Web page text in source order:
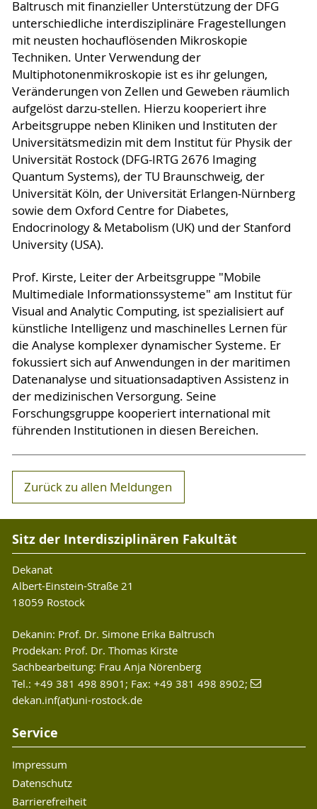
Baltrusch mit finanzieller Unterstützung der DFG
unterschiedliche interdisziplinäre Fragestellungen
mit neusten hochauflösenden Mikroskopie
Techniken. Unter Verwendung der
Multiphotonenmikroskopie ist es ihr gelungen,
Veränderungen von Zellen und Geweben räumlich
aufgelöst darzu-stellen. Hierzu kooperiert ihre
Arbeitsgruppe neben Kliniken und Instituten der
Universitätsmedizin mit dem Institut für Physik der
Universität Rostock (DFG-IRTG 2676 Imaging
Quantum Systems), der TU Braunschweig, der
Universität Köln, der Universität Erlangen-Nürnberg
sowie dem Oxford Centre for Diabetes,
Endocrinology & Metabolism (UK) und der Stanford
University (USA).
Prof. Kirste, Leiter der Arbeitsgruppe "Mobile
Multimediale Informationssysteme" am Institut für
Visual and Analytic Computing, ist spezialisiert auf
künstliche Intelligenz und maschinelles Lernen für
die Analyse komplexer dynamischer Systeme. Er
fokussiert sich auf Anwendungen in der maritimen
Datenanalyse und situationsadaptiven Assistenz in
der medizinischen Versorgung. Seine
Forschungsgruppe kooperiert international mit
führenden Institutionen in diesen Bereichen.
Zurück zu allen Meldungen
Sitz der Interdisziplinären Fakultät
Dekanat
Albert-Einstein-Straße 21
18059 Rostock
Dekanin: Prof. Dr. Simone Erika Baltrusch
Prodekan: Prof. Dr. Thomas Kirste
Sachbearbeitung: Frau Anja Nörenberg
Tel.: +49 381 498 8901; Fax: +49 381 498 8902;
dekan.inf(at)uni-rostock.de
Service
Impressum
Datenschutz
Barrierefreiheit